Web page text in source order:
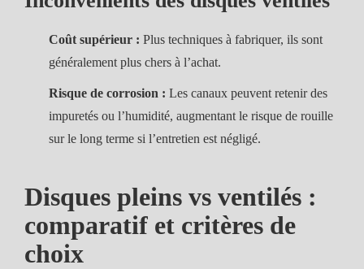
Coût supérieur : Plus techniques à fabriquer, ils sont
généralement plus chers à l’achat.
Risque de corrosion : Les canaux peuvent retenir des
impuretés ou l’humidité, augmentant le risque de rouille
sur le long terme si l’entretien est négligé.
Disques pleins vs ventilés :
comparatif et critères de
choix